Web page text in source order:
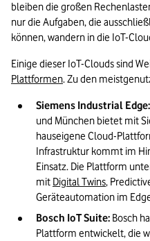
bleiben die großen
nur die Aufgaben, die
können, wandern in die IoT-
Einige dieser IoT-Clouds sind
Plattformen. Zu den
Siemens Industrial Edge:
und München bietet mit
hauseigene Cloud-
Infrastruktur kommt im
Einsatz. Die Plattform
mit Digital Twins,
Geräteautomation im
Bosch IoT Suite: Bosch
Plattform entwickelt, die